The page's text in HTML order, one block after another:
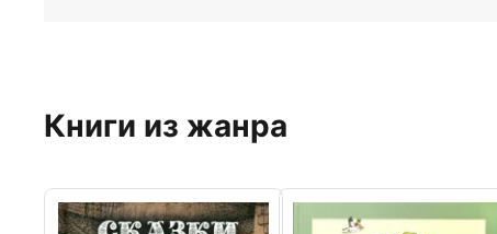
Книги из жанра